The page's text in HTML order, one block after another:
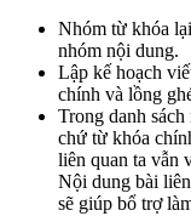
Nhóm từ khóa
nhóm nội dung.
Lập kế hoạch
chính và lồng
Trong danh
chứ từ khóa
liên quan ta vẫn
Nội dung bài
sẽ giúp bổ trợ